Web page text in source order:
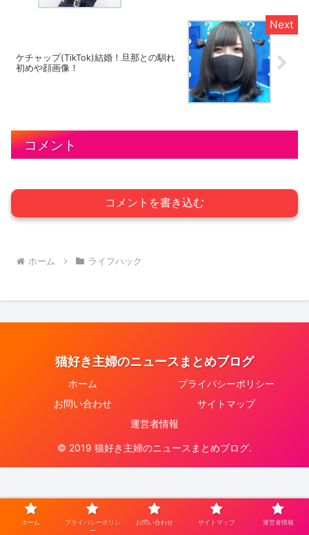
ケチャップ(TikTok)結婚！旦那との馴れ
初めや顔画像！
コメント
コメントを書き込む
ホーム ライフハック
猫好き主婦のニュースまとめブログ
ホーム
プライバシーポリシー
お問い合わせ
サイトマップ
運営者情報
© 2019 猫好き主婦のニュースまとめブログ.
ホーム
プライバシーポリシ
ー
お問い合わせ サイトマップ 運営者情報